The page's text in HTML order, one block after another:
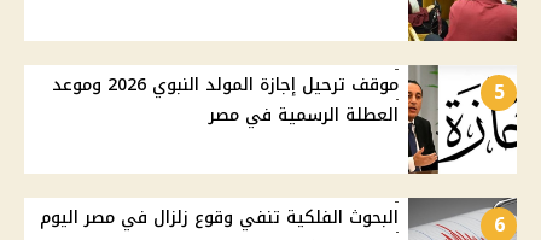
5
موقف ترحيل إجازة المولد النبوي 2026 وموعد
العطلة الرسمية في مصر
6
البحوث الفلكية تنفي وقوع زلزال في مصر اليوم